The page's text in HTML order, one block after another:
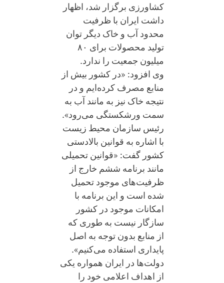
کشاورزی برگزار شد، اظهار
داشت ایران با ظرفیت
محدود آب و خاک دیگر توان
تولید محصولات برای ۸۰
میلیون جمعیت را ندارد.
وی افزود: «در کشور بیش از
منابع مصرف کرده‌ایم و در
نتیجه خاک نیز به مانند آب به
سمت ورشکستگی می‌رود».
رئیس سازمان محیط زیست
با اشاره به قوانین بالادستی
کشور گفت: «قوانین تحمیلی
مانند برنامه ششم خارج از
ظرفیت‌های موجود تحمیل
شده است و این برنامه با
امکانات موجود در کشور
سازگار نیست به طوری که
از منابع بدون توجه به اصل
پایداری استفاده می‌کنیم».
دولت‌ها در ایران همواره یکی
از اهداف اعلامی خود را